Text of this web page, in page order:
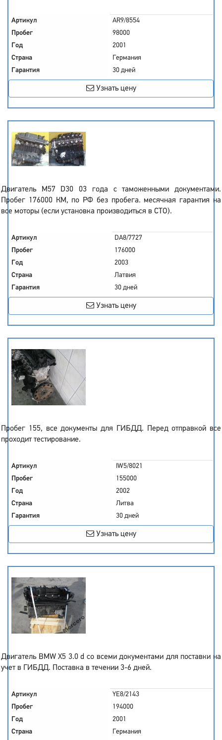
Артикул
AR9/8554
Пробег
98000
Год
2001
Страна
Германия
Гарантия
30 дней
Узнать цену
Двигатель M57 D30 03 года с таможенными документами.
Пробег 176000 КМ, по РФ без пробега. месячная гарантия на
все моторы (если установка производиться в СТО).
Артикул
DA8/7727
Пробег
176000
Год
2003
Страна
Латвия
Гарантия
30 дней
Узнать цену
Пробег 155, все документы для ГИБДД. Перед отправкой все
проходит тестирование.
Артикул
IW5/8021
Пробег
155000
Год
2002
Страна
Литва
Гарантия
30 дней
Узнать цену
Двигатель BMW X5 3.0 d со всеми документами для поставки на
учет в ГИБДД. Поставка в течении 3-6 дней.
Артикул
YE8/2143
Пробег
194000
Год
2001
Страна
Германия